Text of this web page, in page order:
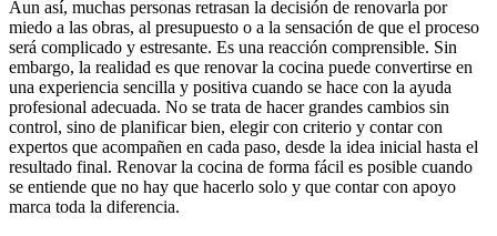
Aun así, muchas personas retrasan la decisión de renovarla por
miedo a las obras, al presupuesto o a la sensación de que el proceso
será complicado y estresante. Es una reacción comprensible. Sin
embargo, la realidad es que renovar la cocina puede convertirse en
una experiencia sencilla y positiva cuando se hace con la ayuda
profesional adecuada. No se trata de hacer grandes cambios sin
control, sino de planificar bien, elegir con criterio y contar con
expertos que acompañen en cada paso, desde la idea inicial hasta el
resultado final. Renovar la cocina de forma fácil es posible cuando
se entiende que no hay que hacerlo solo y que contar con apoyo
marca toda la diferencia.